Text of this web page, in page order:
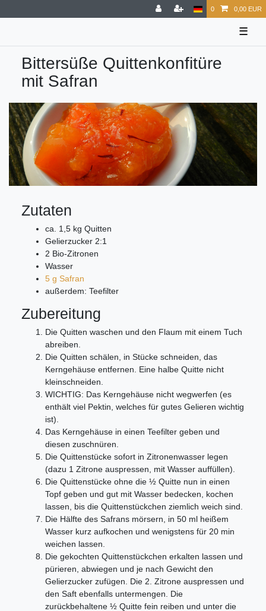
0 0,00 EUR
☰
Bittersüße Quittenkonfitüre
mit Safran
Zutaten
ca. 1,5 kg Quitten
Gelierzucker 2:1
2 Bio-Zitronen
Wasser
5 g Safran
außerdem: Teefilter
Zubereitung
Die Quitten waschen und den Flaum mit einem Tuch
abreiben.
Die Quitten schälen, in Stücke schneiden, das
Kerngehäuse entfernen. Eine halbe Quitte nicht
kleinschneiden.
WICHTIG: Das Kerngehäuse nicht wegwerfen (es
enthält viel Pektin, welches für gutes Gelieren wichtig
ist).
Das Kerngehäuse in einen Teefilter geben und
diesen zuschnüren.
Die Quittenstücke sofort in Zitronenwasser legen
(dazu 1 Zitrone auspressen, mit Wasser auffüllen).
Die Quittenstücke ohne die ½ Quitte nun in einen
Topf geben und gut mit Wasser bedecken, kochen
lassen, bis die Quittenstückchen ziemlich weich sind.
Die Hälfte des Safrans mörsern, in 50 ml heißem
Wasser kurz aufkochen und wenigstens für 20 min
weichen lassen.
Die gekochten Quittenstückchen erkalten lassen und
pürieren, abwiegen und je nach Gewicht den
Gelierzucker zufügen. Die 2. Zitrone auspressen und
den Saft ebenfalls untermengen. Die
zurückbehaltene ½ Quitte fein reiben und unter die